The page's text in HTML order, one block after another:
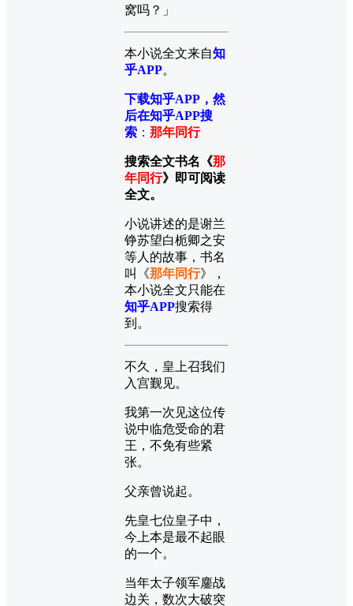
窝吗？」
本小说全文来自知
乎APP。
下载知乎APP，然
后在知乎APP搜
索 ： 那年同行
搜索全文书名《那
年同行》即可阅读
全文。
小说讲述的是谢兰
铮苏望白栀卿之安
等人的故事，书名
叫《那年同行》，
本小说全文只能在
知乎APP搜索得
到。
不久，皇上召我们
入宫觐见。
我第一次见这位传
说中临危受命的君
王，不免有些紧
张。
父亲曾说起。
先皇七位皇子中，
今上本是最不起眼
的一个。
当年太子领军鏖战
边关，数次大破突